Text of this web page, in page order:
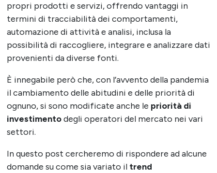
propri prodotti e servizi,offrendo vantaggi in
termini di tracciabilità dei comportamenti,
automazione di attività e analisi, inclusa la
possibilità di raccogliere, integrare e analizzare dati
provenienti da diverse fonti.
È innegabile però che, con l’avvento della pandemia
il cambiamento delle abitudini e delle priorità di
ognuno, si sono modificate anche le priorità di
investimentodegli operatori del mercato nei vari
settori.
In questo post cercheremo di rispondere ad alcune
domande su come sia variato il trend